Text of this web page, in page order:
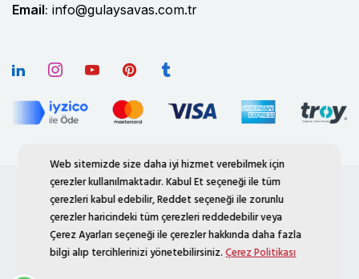
Web sitemizde size daha iyi hizmet verebilmek için
çerezler kullanılmaktadır. Kabul Et seçeneği ile tüm
çerezleri kabul edebilir, Reddet seçeneği ile zorunlu
çerezler haricindeki tüm çerezleri reddedebilir veya
Çerez Ayarları seçeneği ile çerezler hakkında daha fazla
bilgi alıp tercihlerinizi yönetebilirsiniz.Çerez Politikası
Email: info@gulaysavas.com.tr
Müşteri Yorumlarına İlişkin Aydınlatma Metni
KVKK İlgili Kişi Başvuru Formu
İletişim Süreçleri Aydınlatma Metni
Çerez Politikası